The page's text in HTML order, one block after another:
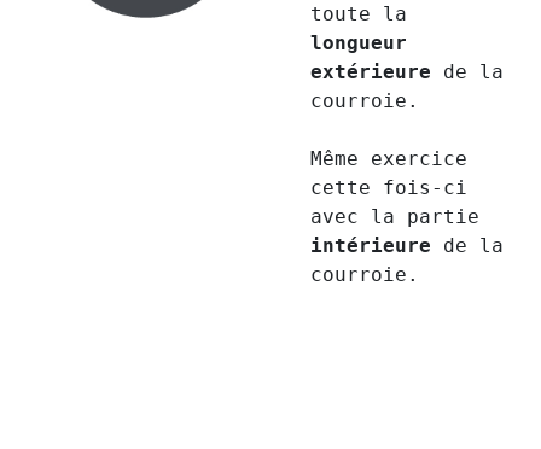
toute la
longueur
extérieure de la
courroie.
Même exercice
cette fois-ci
avec la partie
intérieure de la
courroie.